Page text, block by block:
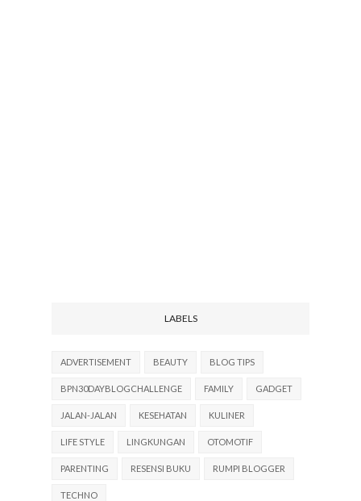
LABELS
ADVERTISEMENT BEAUTY BLOG TIPS
BPN30DAYBLOGCHALLENGE FAMILY GADGET
JALAN-JALAN KESEHATAN KULINER
LIFE STYLE LINGKUNGAN OTOMOTIF
PARENTING RESENSI BUKU RUMPI BLOGGER
TECHNO